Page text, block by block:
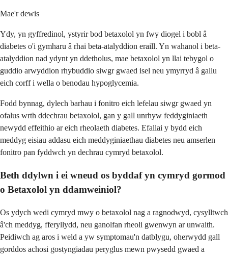
Mae'r dewis
Ydy, yn gyffredinol, ystyrir bod betaxolol yn fwy diogel i bobl â
diabetes o'i gymharu â rhai beta-atalyddion eraill. Yn wahanol i beta-
atalyddion nad ydynt yn ddetholus, mae betaxolol yn llai tebygol o
guddio arwyddion rhybuddio siwgr gwaed isel neu ymyrryd â gallu
eich corff i wella o benodau hypoglycemia.
Fodd bynnag, dylech barhau i fonitro eich lefelau siwgr gwaed yn
ofalus wrth ddechrau betaxolol, gan y gall unrhyw feddyginiaeth
newydd effeithio ar eich rheolaeth diabetes. Efallai y bydd eich
meddyg eisiau addasu eich meddyginiaethau diabetes neu amserlen
fonitro pan fyddwch yn dechrau cymryd betaxolol.
Beth ddylwn i ei wneud os byddaf yn cymryd gormod
o Betaxolol yn ddamweiniol?
Os ydych wedi cymryd mwy o betaxolol nag a ragnodwyd, cysylltwch
â'ch meddyg, fferyllydd, neu ganolfan rheoli gwenwyn ar unwaith.
Peidiwch ag aros i weld a yw symptomau'n datblygu, oherwydd gall
gorddos achosi gostyngiadau peryglus mewn pwysedd gwaed a